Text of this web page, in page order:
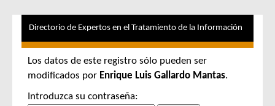
Directorio de Expertos en el Tratamiento de la Información
Los datos de este registro sólo pueden ser
modificados por Enrique Luis Gallardo Mantas.
Introduzca su contraseña: